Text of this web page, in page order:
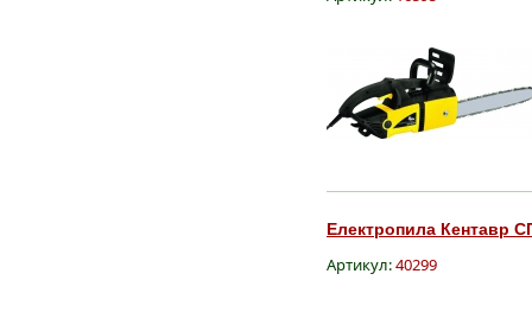
Електропила Кентавр
Артикул:40299